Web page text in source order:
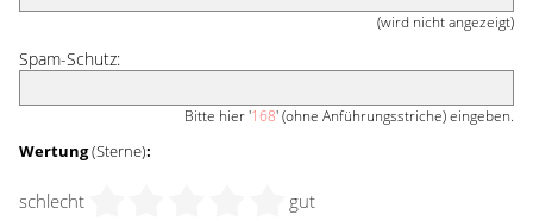
(wird nicht angezeigt)
Spam-Schutz:
Bitte hier '168' (ohne Anführungsstriche) eingeben.
Wertung(Sterne):
schlecht gut